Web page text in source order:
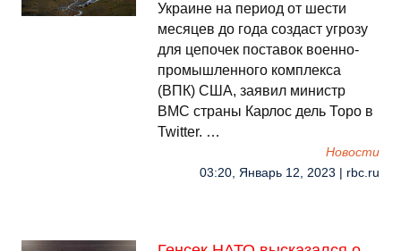
Украине на период от шести
месяцев до года создаст угрозу
для цепочек поставок военно-
промышленного комплекса
(ВПК) США, заявил министр
ВМС страны Карлос дель Торо в
Twitter. …
Новости
03:20, Январь 12, 2023 | rbc.ru